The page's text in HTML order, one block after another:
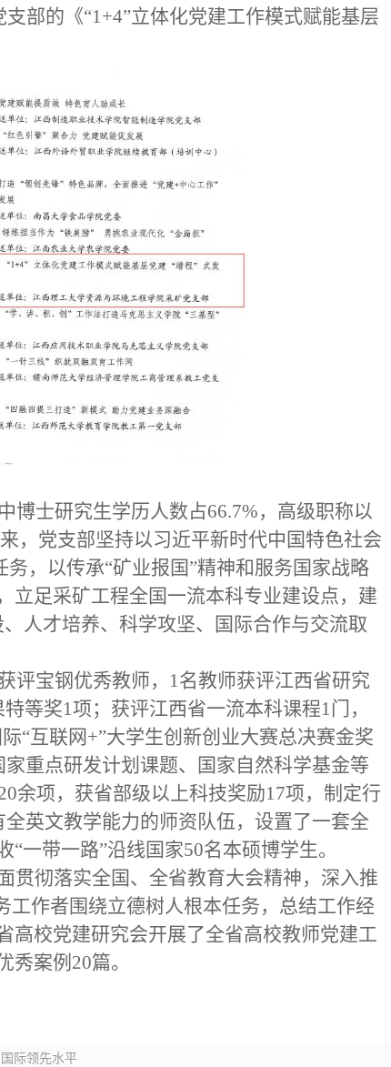
支部的《“1+4”立体化党建工作模式赋能基层
博士研究生学历人数占66.7%，高级职称以
，党支部坚持以习近平新时代中国特色社会
务，以传承“矿业报国”精神和服务国家战略
立足采矿工程全国一流本科专业建设点，建
人才培养、科学攻坚、国际合作与交流取
评宝钢优秀教师， 1 名教师获评江西省研究
等奖1项；获评江西省一流本科课程1 门，
“互联网+”大学生创新创业大赛总决赛金奖
家重点研发计划课题、国家自然科学基金等
余项，获省部级以上科技奖励17项，制定行
英文教学能力的师资队伍，设置了一套全
“一带一路”沿线国家50名本硕博学生。
贯彻落实全国、全省教育大会精神，深入推
工作者围绕立德树人根本任务，总结工作经
高校党建研究会开展了全省高校教师党建工
秀案例 20篇。
际领先水平